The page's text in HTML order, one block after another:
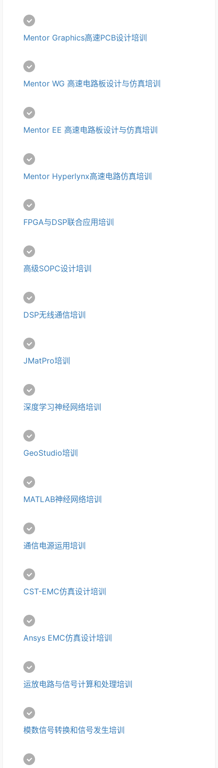
Mentor Graphics高速PCB设计培训
Mentor WG 高速电路板设计与仿真培训
Mentor EE 高速电路板设计与仿真培训
Mentor Hyperlynx高速电路仿真培训
FPGA与DSP联合应用培训
高级SOPC设计培训
DSP无线通信培训
JMatPro培训
深度学习神经网络培训
GeoStudio培训
MATLAB神经网络培训
通信电源运用培训
CST-EMC仿真设计培训
Ansys EMC仿真设计培训
运放电路与信号计算和处理培训
模数信号转换和信号发生培训